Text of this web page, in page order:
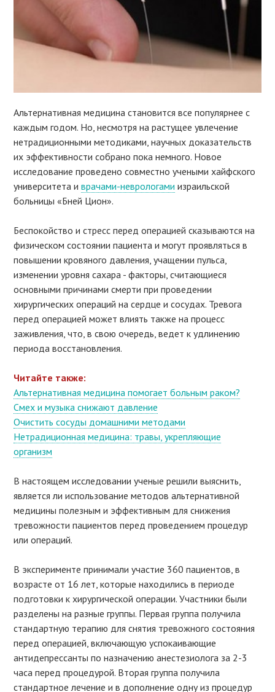
Альтернативная медицина становится все популярнее с
каждым годом. Но, несмотря на растущее увлечение
нетрадиционными методиками, научных доказательств
их эффективности собрано пока немного. Новое
исследование проведено совместно учеными хайфского
университета иврачами-неврологами израильской
больницы «Бней Цион».
Беспокойство и стресс перед операцией сказываются на
физическом состоянии пациента и могут проявляться в
повышении кровяного давления, учащении пульса,
изменении уровня сахара - факторы, считающиеся
основными причинами смерти при проведении
хирургических операций на сердце и сосудах. Тревога
перед операцией может влиять также на процесс
заживления, что, в свою очередь, ведет к удлинению
периода восстановления.
Читайте также:
Альтернативная медицина помогает больным раком?
Смех и музыка снижают давление
Очистить сосуды домашними методами
Нетрадиционная медицина: травы, укрепляющие
организм
В настоящем исследовании ученые решили выяснить,
является ли использование методов альтернативной
медицины полезным и эффективным для снижения
тревожности пациентов перед проведением процедур
или операций.
В эксперименте принимали участие 360 пациентов, в
возрасте от 16 лет, которые находились в периоде
подготовки к хирургической операции. Участники были
разделены на разные группы. Первая группа получила
стандартную терапию для снятия тревожного состояния
перед операцией, включающую успокаивающие
антидепрессанты по назначению анестезиолога за 2-3
часа перед процедурой. Вторая группа получила
стандартное лечение и в дополнение одну из процедур